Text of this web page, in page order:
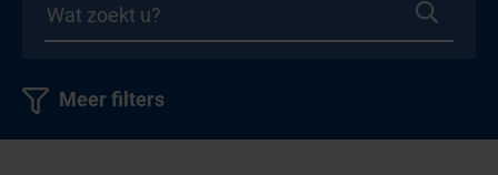
Meer filters